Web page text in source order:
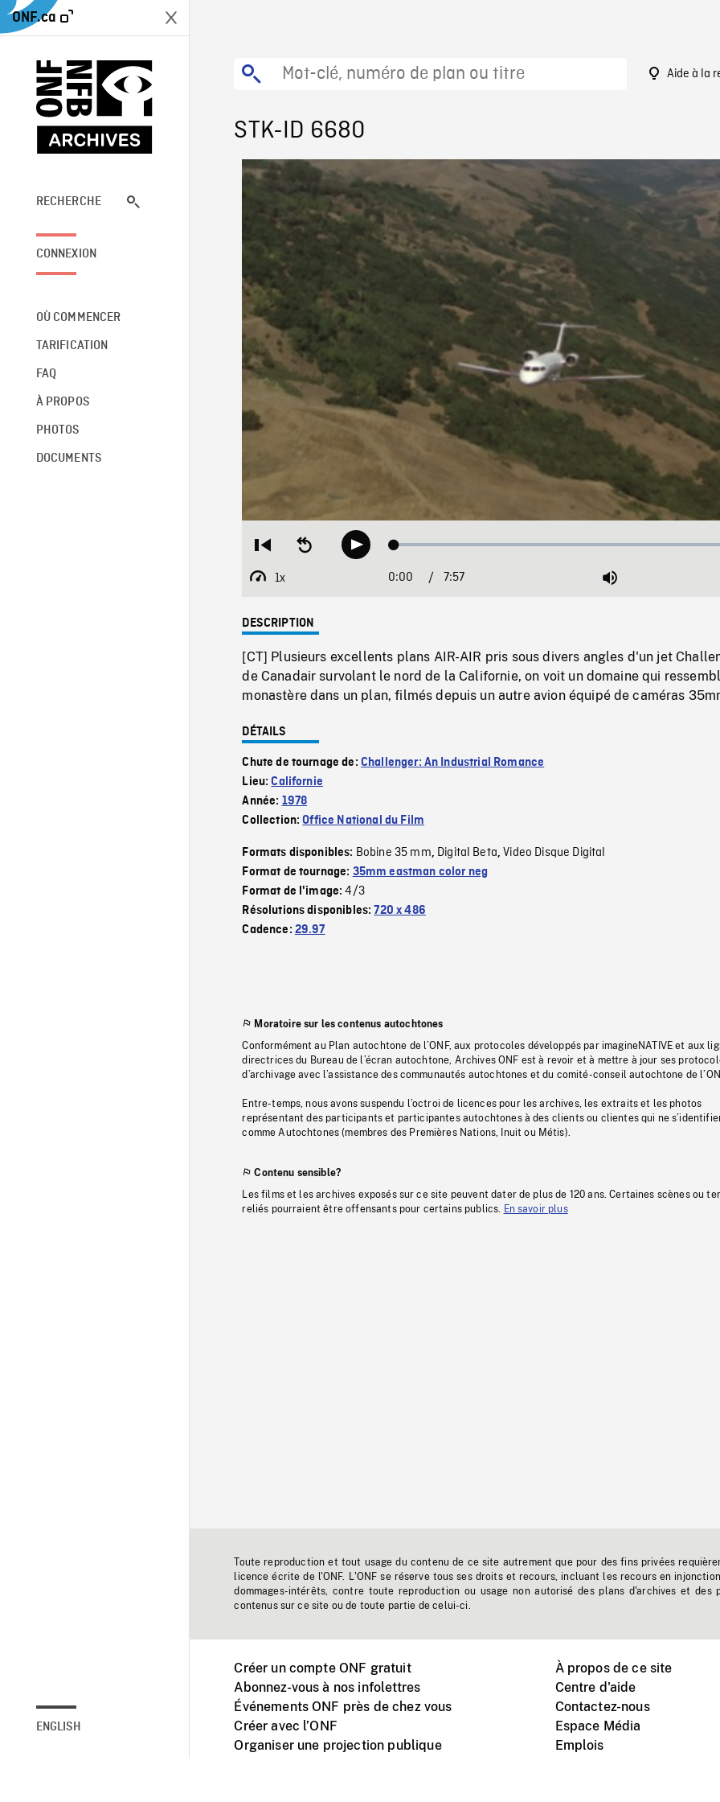
ONF.ca
RECHERCHE
CONNEXION
OÙ COMMENCER
TARIFICATION
FAQ
À PROPOS
PHOTOS
DOCUMENTS
ENGLISH
Aide à la
STK-ID 6680
Restart
beginning
Seek
backwardPlay Loaded:
1x
Playback
Current
0:00 / 7:57 Mute
DESCRIPTION
[CT] Plusieurs excellents plans AIR-AIR pris sous divers angles d'un jet
de Canadair survolant le nord de la Californie, on voit un domaine qui
monastère dans un plan, filmés depuis un autre avion équipé de caméras
DÉTAILS
Chute de tournage de: Challenger: An Industrial Romance
Lieu:Californie
Année: 1978
Collection:Office National du Film
Formats disponibles: Bobine 35 mm, Digital Beta,Video Disque Digital
Format de tournage: 35mm eastman color neg
Format de l'image:4/3
Résolutions disponibles:720 x 486
Cadence: 29.97
Moratoire sur les contenus autochtones
Conformément au Plan autochtone de l’ONF, aux protocoles développés par imagineNATIVE et aux
directrices du Bureau de l’écran autochtone, Archives ONF est à revoir et à mettre à jour ses
d’archivage avec l’assistance des communautés autochtones et du comité-conseil autochtone de
Entre-temps, nous avons suspendu l’octroi de licences pour les archives, les extraits et les photos
représentant des participants et participantes autochtones à des clients ou clientes qui ne
comme Autochtones (membres des Premières Nations, Inuit ou Métis).
Contenu sensible?
Les films et les archives exposés sur ce site peuvent dater de plus de 120 ans. Certaines scènes ou
reliés pourraient être offensants pour certains publics.
En savoir plus
Toute reproduction et tout usage du contenu de ce site autrement que pour des fins privées
licence écrite de l'ONF. L'ONF se réserve tous ses droits et recours, incluant les recours en
dommages-intérêts, contre toute reproduction ou usage non autorisé des plans d'archives et des
contenus sur ce site ou de toute partie de celui-ci.
Créer un compte ONF gratuit
Abonnez-vous à nos infolettres
Événements ONF près de chez vous
Créer avec l’ONF
Organiser une projection publique
À propos de ce site
Centre d'aide
Contactez-nous
Espace Média
Emplois